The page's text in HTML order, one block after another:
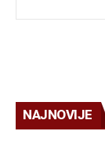
NAJNOVIJE